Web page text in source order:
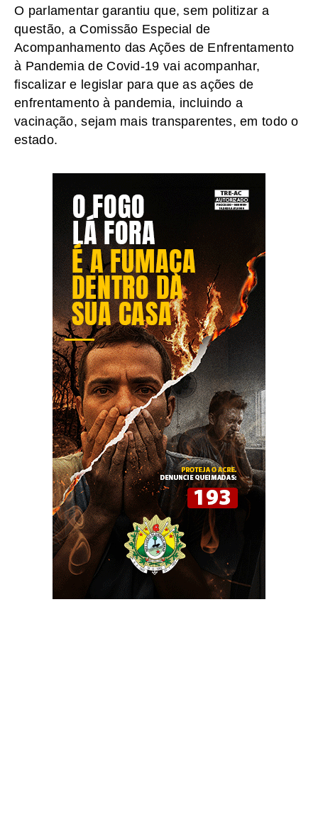
O parlamentar garantiu que, sem politizar a
questão, a Comissão Especial de
Acompanhamento das Ações de Enfrentamento
à Pandemia de Covid-19 vai acompanhar,
fiscalizar e legislar para que as ações de
enfrentamento à pandemia, incluindo a
vacinação, sejam mais transparentes, em todo o
estado.